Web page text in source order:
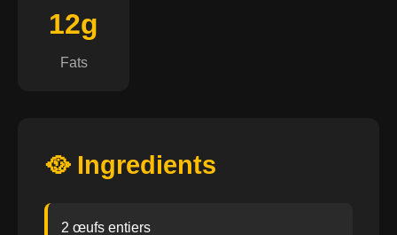
12g
Fats
🥘 Ingredients
2 œufs entiers